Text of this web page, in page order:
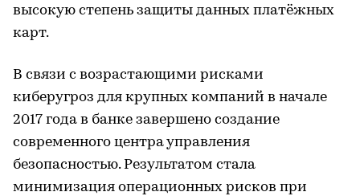
высокую степень защиты данных платёжных
карт.
В связи с возрастающими рисками
киберугроз для крупных компаний в начале
2017 года в банке завершено создание
современного центра управления
безопасностью. Результатом стала
минимизация операционных рисков при